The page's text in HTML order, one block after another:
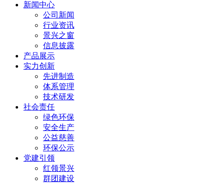
新闻中心
公司新闻
行业资讯
景兴之窗
信息披露
产品展示
实力创新
先进制造
体系管理
技术研发
社会责任
绿色环保
安全生产
公益慈善
环保公示
党建引领
红领景兴
群团建设